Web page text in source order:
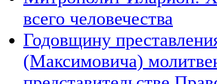
всего человечества
Годовщину
(Максимовича)